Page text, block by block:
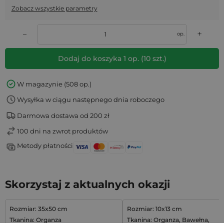
Zobacz wszystkie parametry
– op. +
Dodaj do koszyka 1 op. (10szt.)
W magazynie (508 op.)
Wysyłka w ciągu następnego dnia roboczego
Darmowa dostawa od 200 zł
100 dni na zwrot produktów
Metody płatności
Skorzystaj z aktualnych okazji
Rozmiar: 35x50 cm
Tkanina: Organza
Rozmiar: 10x13 cm
Tkanina: Organza, Bawełna,